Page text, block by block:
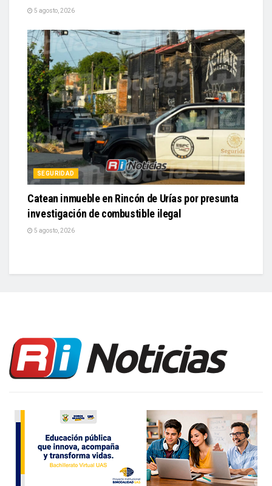
5 agosto, 2026
SEGURIDAD
Catean inmueble en Rincón de Urías por presunta
investigación de combustible ilegal
5 agosto, 2026